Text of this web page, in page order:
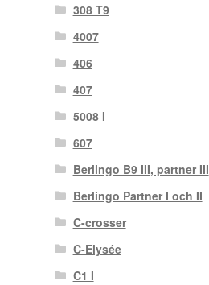
308 T9
4007
406
407
5008 I
607
Berlingo B9 III, partner III
Berlingo Partner I och II
C-crosser
C-Elysée
C1 I